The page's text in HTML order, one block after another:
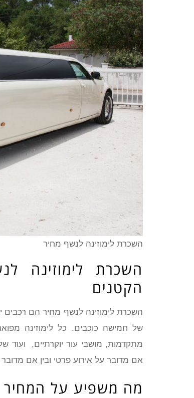
השכרת לימוזינה לנשף מחיר
השכרת לימוזינה
הקטנים
השכרת לימוזינה לנשף מחיר הם רכבים
של חמישה כוכבים. כל לימוזינה
מתקדמות, מושבי עור יוקרתיים, ועוד
אם מדובר על אירוע פרטי ובין אם
מה משפיע על המחיר